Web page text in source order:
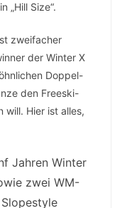
„Hill Size“.
zweifacher
der Winter X
Doppel-
den Freeski-
will. Hier ist alles,
Jahren Winter
zwei WM-